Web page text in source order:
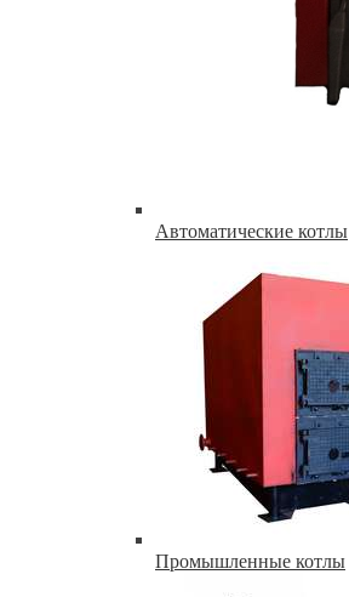
Автоматические котлы
Промышленные котлы